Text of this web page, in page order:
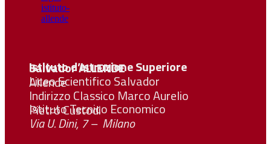
Istituto d’Istruzione Superiore SalvadorALLENDE
Liceo Scientifico Salvador Allende
Indirizzo Classico Marco Aurelio
Istituto Tecnico Economico Pietro Custodi
Via U. Dini, 7 – Milano